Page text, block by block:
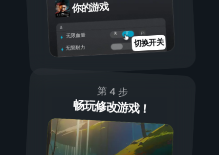
你的游戏
开
关
无限血量
无限耐力
切换开关
第 4 步
畅玩修改游戏！